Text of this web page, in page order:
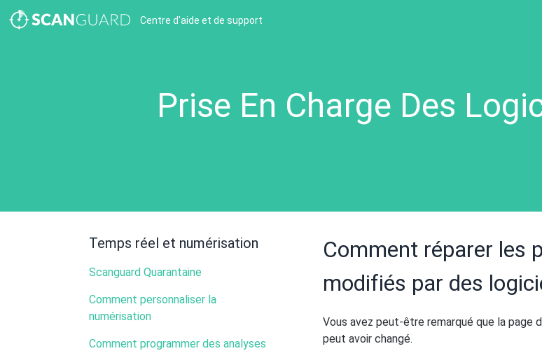
Centre d'aide et de support
Prise En Charge Des
Temps réel et numérisation
Scanguard Quarantaine
Comment personnaliser la
numérisation
Comment programmer des analyses
Comment réparer les
modifiés par des
Vous avez peut-être remarqué que la page
peut avoir changé.